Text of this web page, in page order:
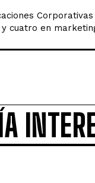
y cuatro en